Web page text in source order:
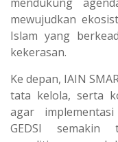
mewujudkan
Islam yang
kekerasan.
Ke depan, IAIN
tata kelola, serta
agar
GEDSI semakin